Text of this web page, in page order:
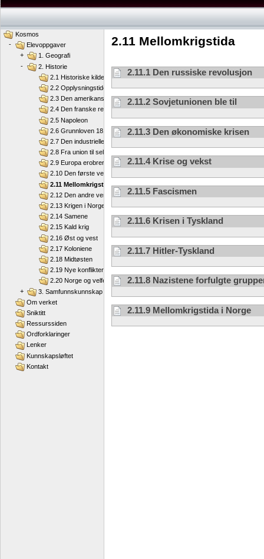
2.11 Mellomkrigstida
2.11.1 Den russiske revolusjon
2.11.2 Sovjetunionen ble til
2.11.3 Den økonomiske krisen
2.11.4 Krise og vekst
2.11.5 Fascismen
2.11.6 Krisen i Tyskland
2.11.7 Hitler-Tyskland
2.11.8 Nazistene forfulgte
2.11.9 Mellomkrigstida i Norge
Kosmos
-
Elevoppgaver
+
1. Geografi
-
2. Historie
2.1 Historiske kilder
2.2 Opplysningstiden
2.3 Den amerikanske revolusjon
2.4 Den franske revolusjon
2.5 Napoleon
2.6 Grunnloven 1814
2.7 Den industrielle revolusjon
2.8 Fra union til selvstendig nasjon
2.9 Europa erobrer verden
2.10 Den første verdenskrigen
2.11 Mellomkrigstida
2.12 Den andre verdenskrigen
2.13 Krigen i Norge
2.14 Samene
2.15 Kald krig
2.16 Øst og vest
2.17 Koloniene
2.18 Midtøsten
2.19 Nye konflikter
2.20 Norge og velferdsstaten
+
3. Samfunnskunnskap
Om verket
Sniktitt
Ressurssiden
Ordforklaringer
Lenker
Kunnskapsløftet
Kontakt